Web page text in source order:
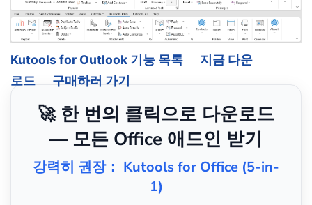
Kutools for Outlook 기능 목록
지금 다운
로드
구매하러 가기
🚀 한 번의 클릭으로 다운로드
— 모든 Office 애드인 받기
강력히 권장： Kutools for Office (5-in-
1)